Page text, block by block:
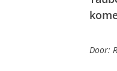
Door: